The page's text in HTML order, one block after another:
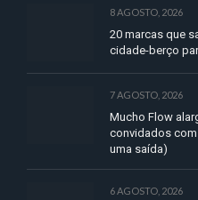
8 AGOSTO, 2026
20 marcas que
cidade-berço
7 AGOSTO, 2026
Mucho Flow
convidados
uma saída)
6 AGOSTO, 2026